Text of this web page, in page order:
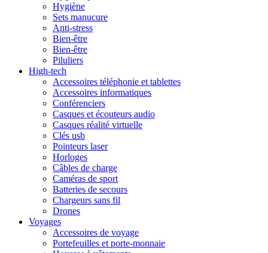
Hygiène
Sets manucure
Anti-stress
Bien-être
Bien-être
Piluliers
High-tech
Accessoires téléphonie et tablettes
Accessoires informatiques
Conférenciers
Casques et écouteurs audio
Casques réalité virtuelle
Clés usb
Pointeurs laser
Horloges
Câbles de charge
Caméras de sport
Batteries de secours
Chargeurs sans fil
Drones
Voyages
Accessoires de voyage
Portefeuilles et porte-monnaie